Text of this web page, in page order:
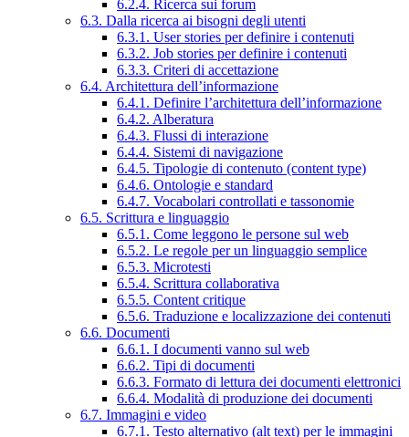
6.2.4. Ricerca sui forum
6.3. Dalla ricerca ai bisogni degli utenti
6.3.1. User stories per definire i contenuti
6.3.2. Job stories per definire i contenuti
6.3.3. Criteri di accettazione
6.4. Architettura dell’informazione
6.4.1. Definire l’architettura dell’informazione
6.4.2. Alberatura
6.4.3. Flussi di interazione
6.4.4. Sistemi di navigazione
6.4.5. Tipologie di contenuto (content type)
6.4.6. Ontologie e standard
6.4.7. Vocabolari controllati e tassonomie
6.5. Scrittura e linguaggio
6.5.1. Come leggono le persone sul web
6.5.2. Le regole per un linguaggio semplice
6.5.3. Microtesti
6.5.4. Scrittura collaborativa
6.5.5. Content critique
6.5.6. Traduzione e localizzazione dei contenuti
6.6. Documenti
6.6.1. I documenti vanno sul web
6.6.2. Tipi di documenti
6.6.3. Formato di lettura dei documenti elettronici
6.6.4. Modalità di produzione dei documenti
6.7. Immagini e video
6.7.1. Testo alternativo (alt text) per le immagini